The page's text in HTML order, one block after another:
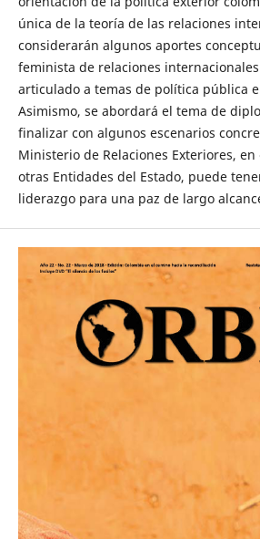
única de la teoría de las relaciones
considerarán algunos aportes
feminista de relaciones
articulado a temas de política pública
Asimismo, se abordará el tema de
finalizar con algunos escenarios
Ministerio de Relaciones Exteriores,
otras Entidades del Estado, puede
liderazgo para una paz de largo